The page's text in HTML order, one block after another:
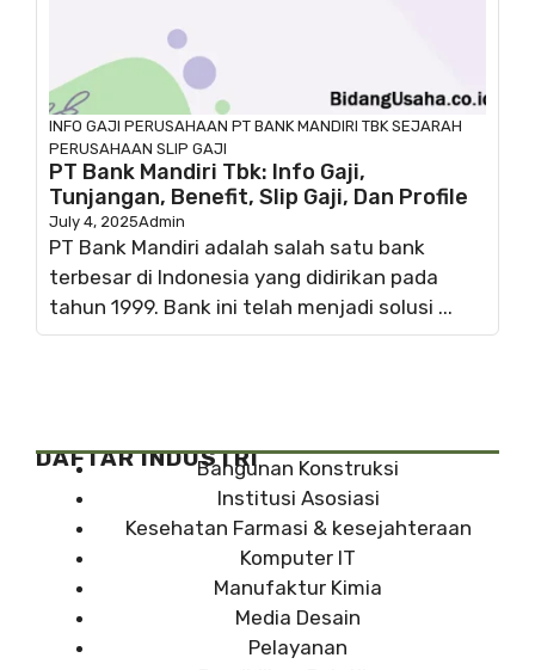
INFO GAJI PERUSAHAAN PT BANK MANDIRI TBK SEJARAH
PERUSAHAAN SLIP GAJI
PT Bank Mandiri Tbk: Info Gaji,
Tunjangan, Benefit, Slip Gaji, Dan Profile
July 4, 2025Admin
PT Bank Mandiri adalah salah satu bank
terbesar di Indonesia yang didirikan pada
tahun 1999. Bank ini telah menjadi solusi ...
DAFTAR INDUSTRIBangunan Konstruksi
Institusi Asosiasi
Kesehatan Farmasi & kesejahteraan
Komputer IT
Manufaktur Kimia
Media Desain
Pelayanan